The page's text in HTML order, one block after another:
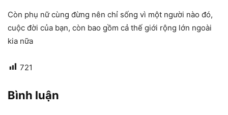
Còn phụ nữ cùng đừng nên chỉ sống vì một người nào đó,
cuộc đời của bạn, còn bao gồm cả thế giới rộng lớn ngoài
kia nữa
721
Bình luận